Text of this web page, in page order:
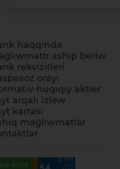
haqqında
ashıp beriw
rekvizitleri
orayı
huqıqıy aktler
arqalı izlew
kartası
maǵlıwmatlar